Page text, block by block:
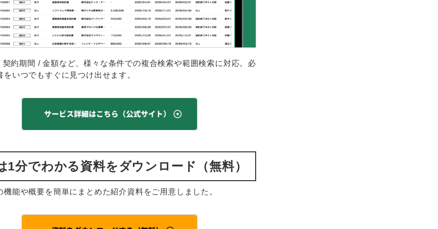
契約期間 / 金額など、様々な条件での複合検索や範囲検索に対応。必
をいつでもすぐに見つけ出せます。
1分でわかる資料をダウンロード（無料）
機能や概要を簡単にまとめた紹介資料をご用意しました。